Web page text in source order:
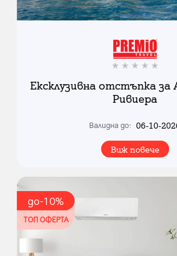
Ексклузивна отстъпка за
Ривиера
Валидна до: 06-10-
Виж повече
до-10%
ТОП ОФЕРТА